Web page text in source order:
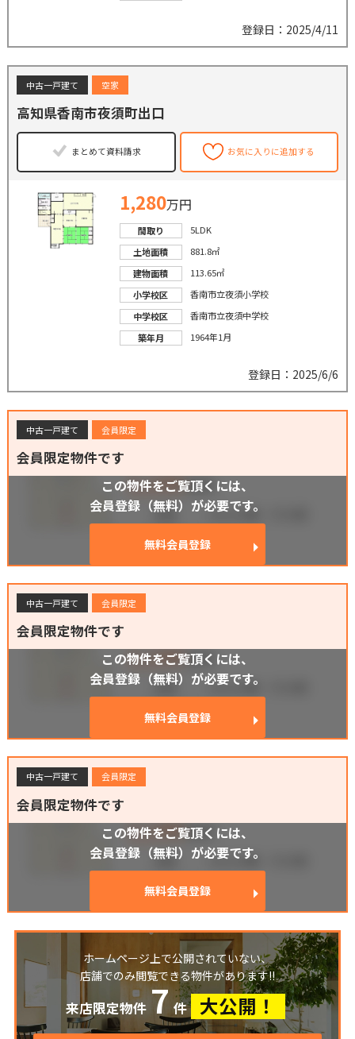
登録日：2025/4/11
中古一戸建て 空家
高知県香南市夜須町出口
まとめて資料請求 お気に入りに追加する
1,280万円
間取り
5LDK
土地面積
881.8㎡
建物面積
113.65㎡
小学校区
香南市立夜須小学校
中学校区
香南市立夜須中学校
築年月
1964年1月
登録日：2025/6/6
中古一戸建て 会員限定
会員限定物件です
この物件をご覧頂くには、
会員登録（無料）が必要です。
無料会員登録
中古一戸建て 会員限定
会員限定物件です
この物件をご覧頂くには、
会員登録（無料）が必要です。
無料会員登録
中古一戸建て 会員限定
会員限定物件です
この物件をご覧頂くには、
会員登録（無料）が必要です。
無料会員登録
ホームページ上で公開されていない、
店舗でのみ閲覧できる物件があります!!
来店限定物件 7 件 大公開！